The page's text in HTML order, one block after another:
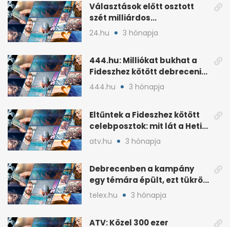
Választások előtt osztott
szét milliárdos
szponzorpénzt a
Szerencsejáték Zrt.
24.hu 3 hónapja
444.hu: Milliókat bukhat a
Fideszhez kötött debreceni
influenszer perben
444.hu 3 hónapja
Eltűntek a Fideszhez kötött
celebposztok: mit lát a Heti
Napló?
atv.hu 3 hónapja
Debrecenben a kampány
egy témára épült, ezt tükrözi
az eredmény
telex.hu 3 hónapja
ATV: Közel 300 ezer